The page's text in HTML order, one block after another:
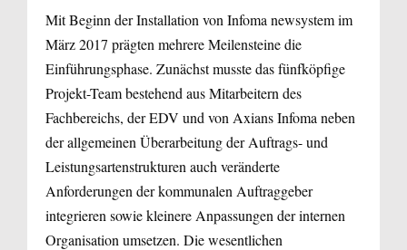
Mit Beginn der Installation von Infoma newsystem im
März 2017 prägten mehrere Meilensteine die
Einführungsphase. Zunächst musste das fünfköpfige
Projekt-Team bestehend aus Mitarbeitern des
Fachbereichs, der EDV und von Axians Infoma neben
der allgemeinen Überarbeitung der Auftrags- und
Leistungsartenstrukturen auch veränderte
Anforderungen der kommunalen Auftraggeber
integrieren sowie kleinere Anpassungen der internen
Organisation umsetzen. Die wesentlichen